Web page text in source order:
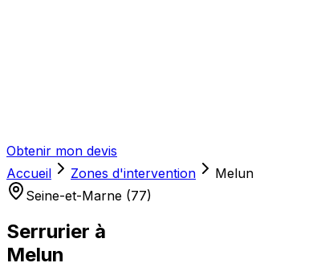
Obtenir mon devis
Accueil
Zones d'intervention
Melun
Seine-et-Marne (77)
Serrurier à
Melun